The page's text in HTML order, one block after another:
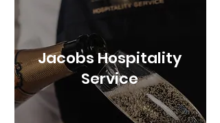
Jacobs Hospitality
Service